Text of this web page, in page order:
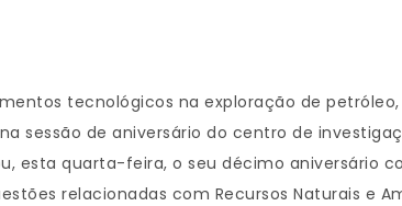
tecnológicos na exploração de
sessão de aniversário do centro de
esta quarta-feira, o seu décimo aniversário
relacionadas com Recursos Naturais e